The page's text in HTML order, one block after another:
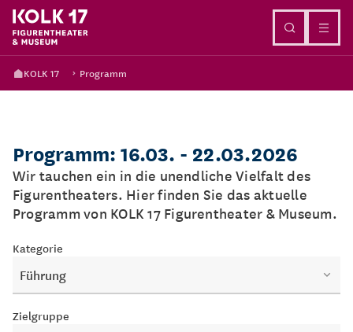
KOLK 17 Programm
Programm: 16.03. - 22.03.2026
Wir tauchen ein in die unendliche Vielfalt des
Figurentheaters. Hier finden Sie das aktuelle
Programm von KOLK 17 Figurentheater & Museum.
Kategorie
Führung
Zielgruppe